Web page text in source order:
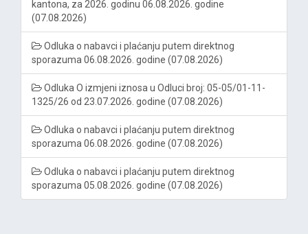
kantona, za 2026. godinu 06.08.2026. godine
(07.08.2026)
Odluka o nabavci i plaćanju putem direktnog
sporazuma 06.08.2026. godine (07.08.2026)
Odluka O izmjeni iznosa u Odluci broj: 05-05/01-11-
1325/26 od 23.07.2026. godine (07.08.2026)
Odluka o nabavci i plaćanju putem direktnog
sporazuma 06.08.2026. godine (07.08.2026)
Odluka o nabavci i plaćanju putem direktnog
sporazuma 05.08.2026. godine (07.08.2026)